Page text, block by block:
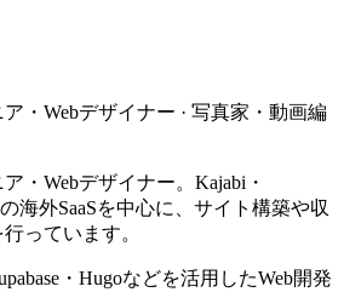
・Webデザイナー · 写真家・動画編
・Webデザイナー。Kajabi・
海外SaaSを中心に、サイト構築や収
っています。
・Hugoなどを活用したWeb開発